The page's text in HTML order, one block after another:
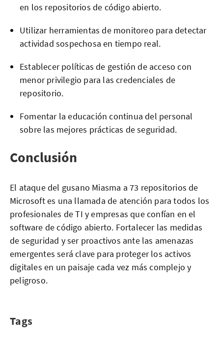
en los repositorios de código abierto.
Utilizar herramientas de monitoreo para detectar
actividad sospechosa en tiempo real.
Establecer políticas de gestión de acceso con
menor privilegio para las credenciales de
repositorio.
Fomentar la educación continua del personal
sobre las mejores prácticas de seguridad.
Conclusión
El ataque del gusano Miasma a 73 repositorios de
Microsoft es una llamada de atención para todos los
profesionales de TI y empresas que confían en el
software de código abierto. Fortalecer las medidas
de seguridad y ser proactivos ante las amenazas
emergentes será clave para proteger los activos
digitales en un paisaje cada vez más complejo y
peligroso.
Tags